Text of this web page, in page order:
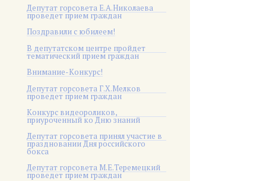
Депутат горсовета Е.А.Николаева
проведет прием граждан
Поздравили с юбилеем!
В депутатском центре пройдет
тематический прием граждан
Внимание-Конкурс!
Депутат горсовета Г.Х.Мелков
проведет прием граждан
Конкурс видеороликов,
приуроченный ко Дню знаний
Депутат горсовета принял участие в
праздновании Дня российского
бокса
Депутат горсовета М.Е.Теремецкий
проведет прием граждан